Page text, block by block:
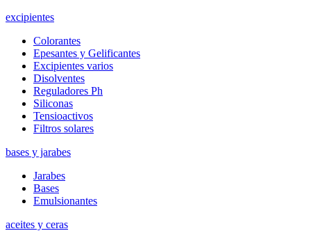
excipientes
Colorantes
Epesantes y Gelificantes
Excipientes varios
Disolventes
Reguladores Ph
Siliconas
Tensioactivos
Filtros solares
bases y jarabes
Jarabes
Bases
Emulsionantes
aceites y ceras